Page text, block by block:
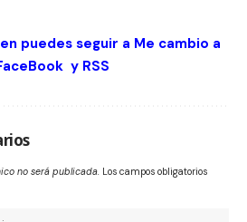
puedes seguir a Me cambio a
y RSS
no será publicada. Los campos obligatorios